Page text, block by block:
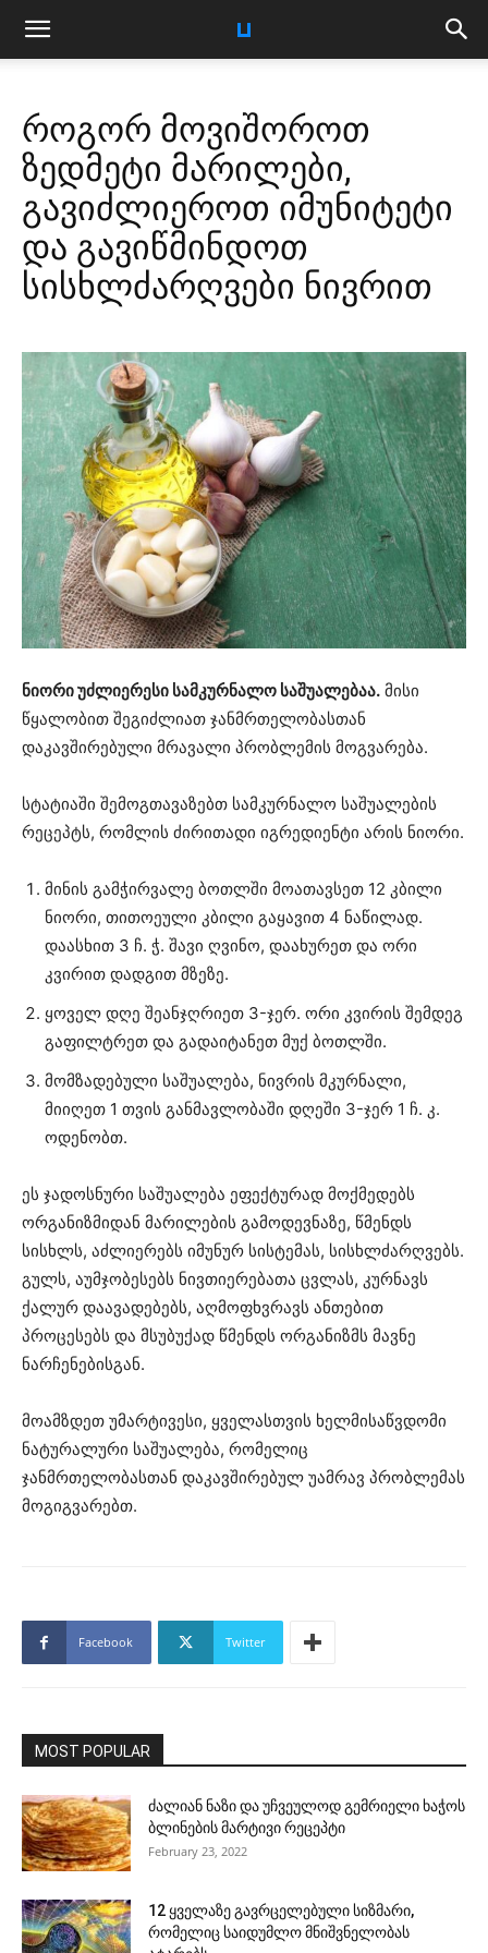
როგორ მოვიშოროთ
ზედმეტი მარილები,
გავიძლიეროთ იმუნიტეტი
და გავიწმინდოთ
სისხლძარღვები ნივრით
ნიორი უძლიერესი სამკურნალო საშუალებაა. მისი
წყალობით შეგიძლიათ ჯანმრთელობასთან
დაკავშირებული მრავალი პრობლემის მოგვარება.
სტატიაში შემოგთავაზებთ სამკურნალო საშუალების
რეცეპტს, რომლის ძირითადი იგრედიენტი არის ნიორი.
მინის გამჭირვალე ბოთლში მოათავსეთ 12 კბილი
ნიორი, თითოეული კბილი გაყავით 4 ნაწილად.
დაასხით 3 ჩ. ჭ. შავი ღვინო, დაახურეთ და ორი
კვირით დადგით მზეზე.
ყოველ დღე შეანჯღრიეთ 3-ჯერ. ორი კვირის შემდეგ
გაფილტრეთ და გადაიტანეთ მუქ ბოთლში.
მომზადებული საშუალება, ნივრის მკურნალი,
მიიღეთ 1 თვის განმავლობაში დღეში 3-ჯერ 1 ჩ. კ.
ოდენობთ.
ეს ჯადოსნური საშუალება ეფექტურად მოქმედებს
ორგანიზმიდან მარილების გამოდევნაზე, წმენდს
სისხლს, აძლიერებს იმუნურ სისტემას, სისხლძარღვებს.
გულს, აუმჯობესებს ნივთიერებათა ცვლას, კურნავს
ქალურ დაავადებებს, აღმოფხვრავს ანთებით
პროცესებს და მსუბუქად წმენდს ორგანიზმს მავნე
ნარჩენებისგან.
მოამზდეთ უმარტივესი, ყველასთვის ხელმისაწვდომი
ნატურალური საშუალება, რომელიც
ჯანმრთელობასთან დაკავშირებულ უამრავ პრობლემას
მოგიგვარებთ.
Facebook Twitter
MOST POPULAR
ძალიან ნაზი და უჩვეულოდ გემრიელი ხაჭოს
ბლინების მარტივი რეცეპტი
February 23, 2022
12 ყველაზე გავრცელებული სიზმარი,
რომელიც საიდუმლო მნიშვნელობას